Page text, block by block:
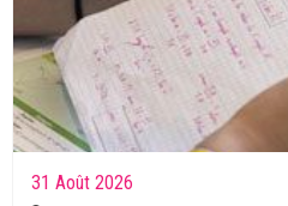
31 Août 2026